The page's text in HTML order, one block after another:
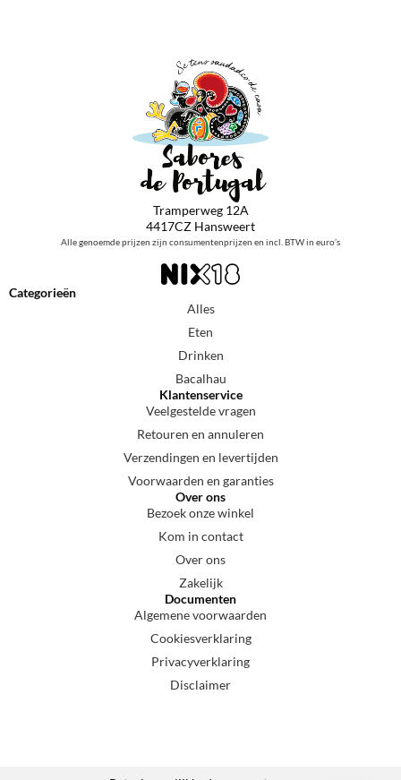
Tramperweg 12A
4417CZ Hansweert
Alle genoemde prijzen zijn consumentenprijzen en incl. BTW in euro’s
Categorieën
Alles
Eten
Drinken
Bacalhau
Klantenservice
Veelgestelde vragen
Retouren en annuleren
Verzendingen en levertijden
Voorwaarden en garanties
Over ons
Bezoek onze winkel
Kom in contact
Over ons
Zakelijk
Documenten
Algemene voorwaarden
Cookiesverklaring
Privacyverklaring
Disclaimer